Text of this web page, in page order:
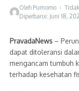
Oleh Purnomo
Diperbarui: Juni 18,
PravadaNews –
dapat ditoleransi
mengancam tumbuh
terhadap kesehatan